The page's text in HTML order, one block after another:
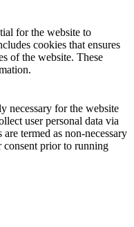
for the website to
cookies that ensures
of the website. These
necessary for the website
user personal data via
termed as non-necessary
consent prior to running